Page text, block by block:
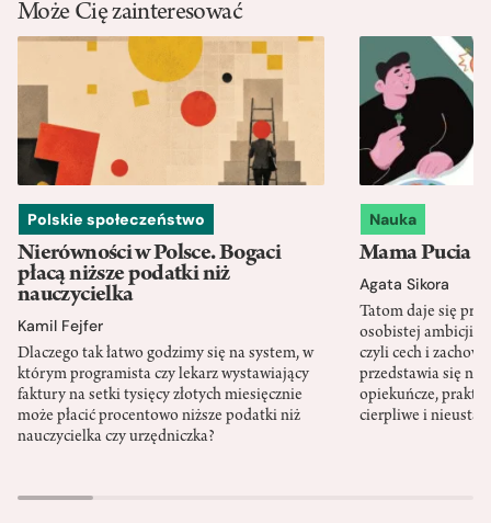
Może Cię zainteresować
Polskie społeczeństwo
Nierówności w Polsce. Bogaci
płacą niższe podatki niż
nauczycielka
Kamil Fejfer
Dlaczego tak łatwo godzimy się na system, w
którym programista czy lekarz wystawiający
faktury na setki tysięcy złotych miesięcznie
może płacić procentowo niższe podatki niż
nauczycielka czy urzędniczka?
Nauka
Mama Pucia
Agata Sikora
Tatom daje się
osobistej ambicji,
czyli cech i
przedstawia się
opiekuńcze,
cierpliwe i